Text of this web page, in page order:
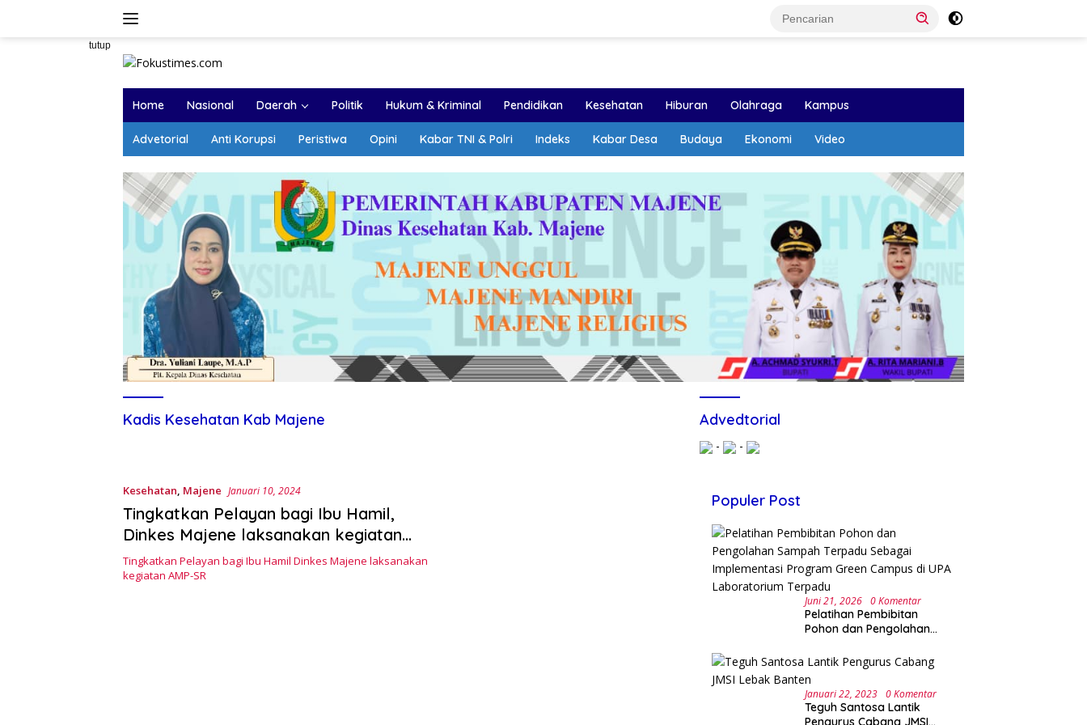
tutup
Home Nasional Daerah Politik Hukum & Kriminal Pendidikan Kesehatan Hiburan Olahraga Kampus
Advetorial Anti Korupsi Peristiwa Opini Kabar TNI & Polri Indeks Kabar Desa Budaya Ekonomi Video
Kadis Kesehatan Kab Majene
Kesehatan, Majene Januari 10, 2024
Tingkatkan Pelayan bagi Ibu Hamil,
Dinkes Majene laksanakan kegiatan
AMP-SR
Tingkatkan Pelayan bagi Ibu Hamil Dinkes Majene laksanakan
kegiatan AMP-SR
Advedtorial
- -
Populer Post
Juni 21, 2026 0 Komentar
Pelatihan Pembibitan
Pohon dan Pengolahan
Implementasi Program
Green Campus di UPA
Laboratorium Terpadu
Januari 22, 2023 0 Komentar
Teguh Santosa Lantik